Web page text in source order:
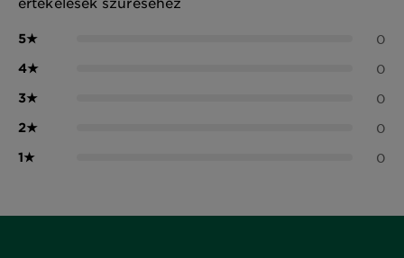
5★ 0
4★ 0
3★ 0
2★ 0
1★ 0